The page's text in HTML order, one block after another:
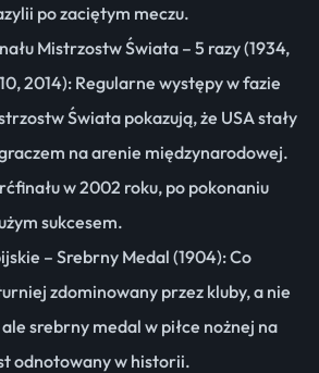
po zaciętym meczu.
Mistrzostw Świata – 5 razy (1934,
2014): Regularne występy w fazie
Świata pokazują, że USA stały
na arenie międzynarodowej.
w 2002 roku, po pokonaniu
sukcesem.
– Srebrny Medal (1904): Co
zdominowany przez kluby, a nie
srebrny medal w piłce nożnej na
odnotowany w historii.